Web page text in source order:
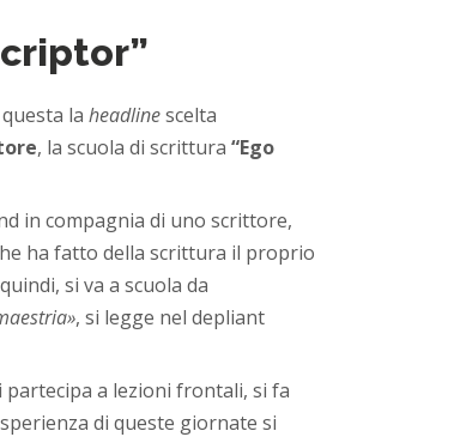
la headlinescelta
, la scuola di scrittura “Ego
in compagnia di uno scrittore,
ha fatto della scrittura il proprio
si va a scuola da
, si legge nel depliant
a lezioni frontali, si fa
di queste giornate si